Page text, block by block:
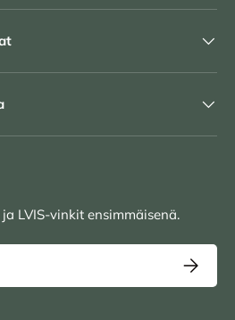
LVIS-vinkit ensimmäisenä.
TILAA